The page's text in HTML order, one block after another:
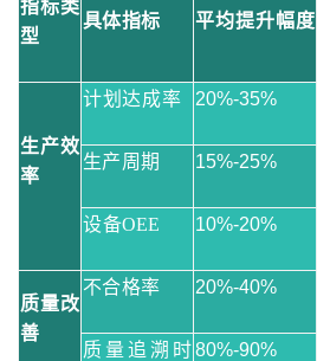
指标类
型
具体指标 平均提升幅度
生产效
率
计划达成率 20%-35%
生产周期
15%-25%
设备OEE
10%-20%
质量改
善
不合格率 20%-40%
质量追溯时80%-90%